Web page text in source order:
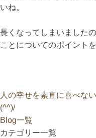
いね。
長くなってしまいました
ことについてのポイント
人の幸せを素直に喜べな
(^^)/
Blog一覧
カテゴリー一覧